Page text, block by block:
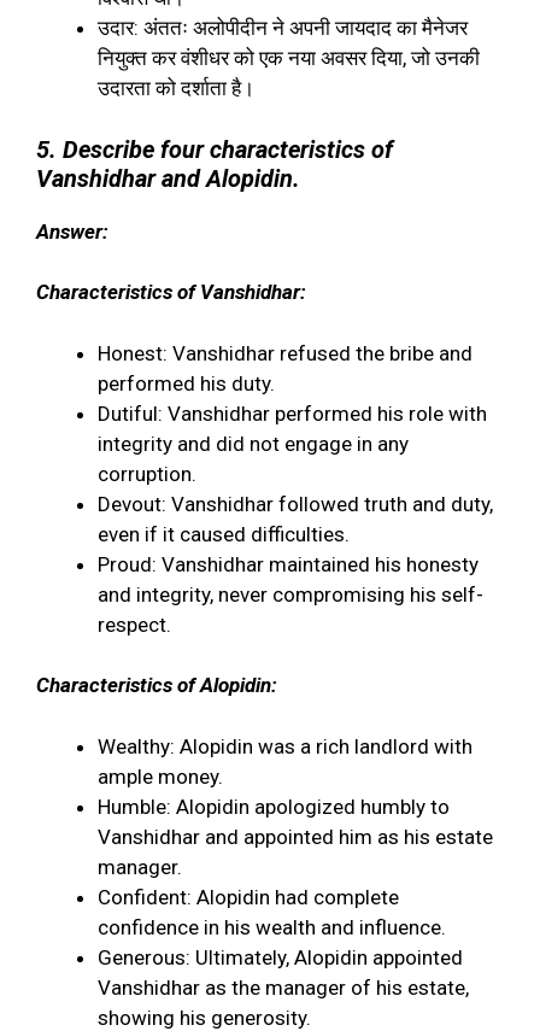
उदार: अंततः अलोपीदीन ने अपनी जायदाद का मैनेजर
नियुक्त कर वंशीधर को एक नया अवसर दिया, जो उनकी
उदारता को दर्शाता है।
5. Describe four characteristics of
Vanshidhar and Alopidin.
Answer:
Characteristics of Vanshidhar:
Honest: Vanshidhar refused the bribe and
performed his duty.
Dutiful: Vanshidhar performed his role with
integrity and did not engage in any
corruption.
Devout: Vanshidhar followed truth and duty,
even if it caused difficulties.
Proud: Vanshidhar maintained his honesty
and integrity, never compromising his self-
respect.
Characteristics of Alopidin:
Wealthy: Alopidin was a rich landlord with
ample money.
Humble: Alopidin apologized humbly to
Vanshidhar and appointed him as his estate
manager.
Confident: Alopidin had complete
confidence in his wealth and influence.
Generous: Ultimately, Alopidin appointed
Vanshidhar as the manager of his estate,
showing his generosity.